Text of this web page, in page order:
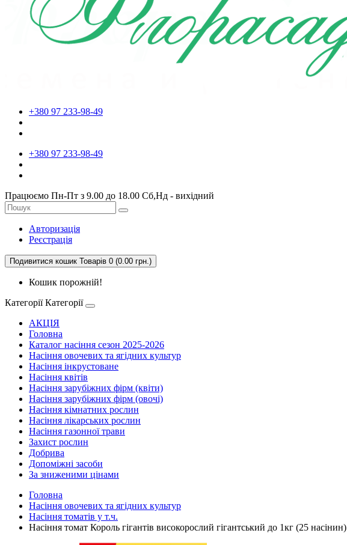
+380 97 233-98-49
+380 97 233-98-49
Працюємо Пн-Пт з 9.00 до 18.00 Сб,Нд - вихідний
Авторизація
Реєстрація
Подивитися кошик Товарів 0 (0.00 грн.)
Кошик порожній!
Категорії Категорії
АКЦІЯ
Головна
Каталог насіння сезон 2025-2026
Насіння овочевих та ягідних культур
Насіння інкрустоване
Насіння квітів
Насіння зарубіжних фірм (квіти)
Насіння зарубіжних фірм (овочі)
Насіння кімнатних рослин
Насіння лікарських рослин
Насіння газонної трави
Захист рослин
Добрива
Допоміжні засоби
За зниженими цінами
Головна
Насіння овочевих та ягідних культур
Насіння томатів у т.ч.
Насіння томат Король гігантів високорослий гігантський до 1кг (25 насінин)